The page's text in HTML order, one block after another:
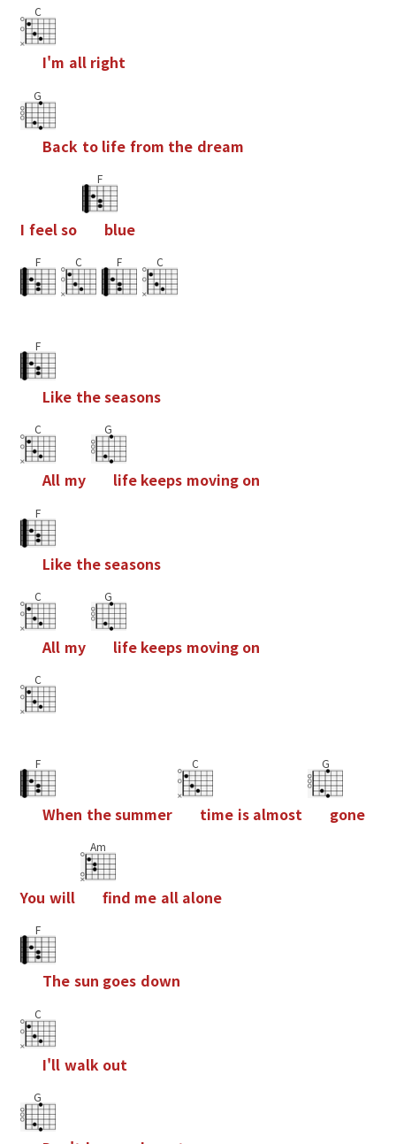
C
I'm all right
G
Back to life from the dream
I feelso
F
blue
F C F C
F
Like theseasons
C
All my
G
life keeps moving on
F
Like theseasons
C
All my
G
life keeps moving on
C
F
When thesummer
C
time is almost
G
gone
You will
Am
fnd me all alone
F
The sun goes down
C
I'll walk out
G